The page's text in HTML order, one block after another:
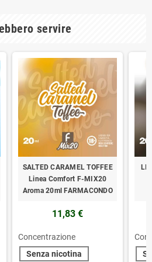
servire
SALTED CARAMEL TOFFEE
Linea Comfort F-MIX20
Aroma 20ml FARMACONDO
11,83 €
Concentrazione
Senza nicotina